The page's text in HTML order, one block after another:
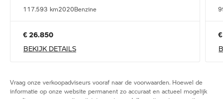
117.593 km2020Benzine
€ 26.850
BEKIJK DETAILS
Vraag onze verkoopadviseurs vooraf naar de voorwaarden. Hoewel de
informatie op onze website permanent zo accuraat en actueel mogelijk